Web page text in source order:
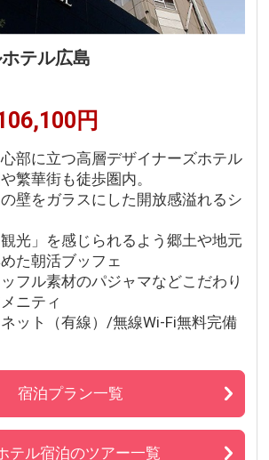
テル広島
円
部に立つ高層デザイナーズホテル
繁華街も徒歩圏内。
壁をガラスにした開放感溢れるシ
光」を感じられるよう郷土や地元
た朝活ブッフェ
フル素材のパジャマなどこだわり
ニティ
ット（有線）/無線Wi-Fi無料完備
宿泊プラン一覧
テル宿泊のツアー一覧